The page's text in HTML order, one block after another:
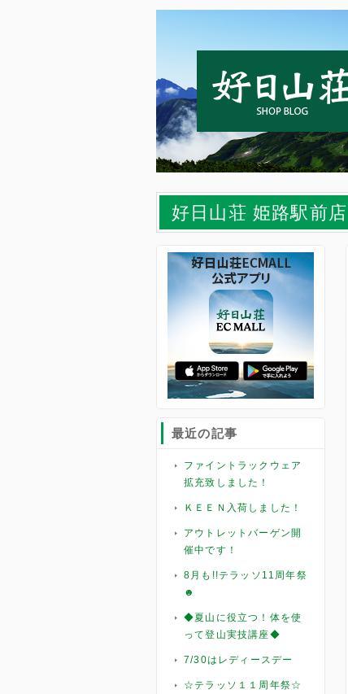
好日山荘 姫路駅前店
最近の記事
ファイントラックウェア
拡充致しました！
ＫＥＥＮ入荷しました！
アウトレットバーゲン開
催中です！
8月も!!テラッソ11周年祭
☻
◆夏山に役立つ！体を使
って登山実技講座◆
7/30はレディースデー
☆テラッソ１１周年祭☆